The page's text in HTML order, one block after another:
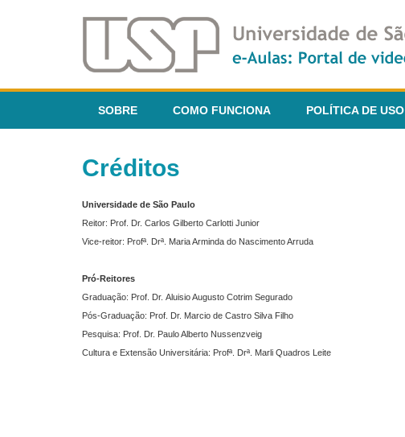
SOBRE COMO FUNCIONA POLÍTICA DE USO
Créditos
Universidade de São Paulo
Reitor: Prof. Dr. Carlos Gilberto Carlotti Junior
Vice-reitor: Profª. Drª. Maria Arminda do Nascimento Arruda
Pró-Reitores
Graduação: Prof. Dr. Aluisio Augusto Cotrim Segurado
Pós-Graduação: Prof. Dr. Marcio de Castro Silva Filho
Pesquisa: Prof. Dr. Paulo Alberto Nussenzveig
Cultura e Extensão Universitária: Profª. Drª. Marli Quadros Leite